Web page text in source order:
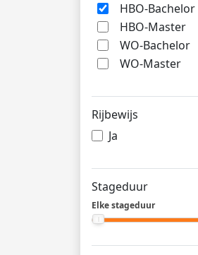
HBO-Bachelor
HBO-Master
WO-Bachelor
WO-Master
Rijbewijs
Ja
Stageduur
Elke stageduur